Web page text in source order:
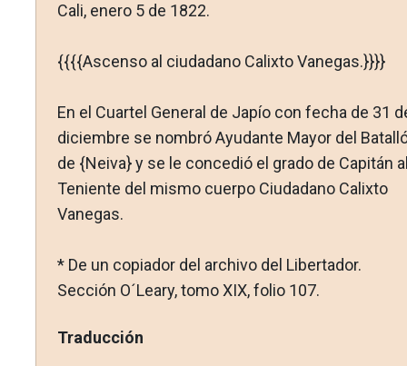
Cali, enero 5 de 1822.
{{{{Ascenso al ciudadano Calixto Vanegas.}}}}
En el Cuartel General de Japío con fecha de 31
diciembre se nombró Ayudante Mayor del
de {Neiva} y se le concedió el grado de Capitán
Teniente del mismo cuerpo Ciudadano Calixto
Vanegas.
* De un copiador del archivo del Libertador.
Sección O´Leary, tomo XIX, folio 107.
Traducción